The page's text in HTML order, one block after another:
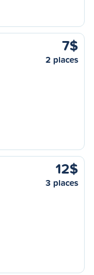
7$
2 places
12$
3 places